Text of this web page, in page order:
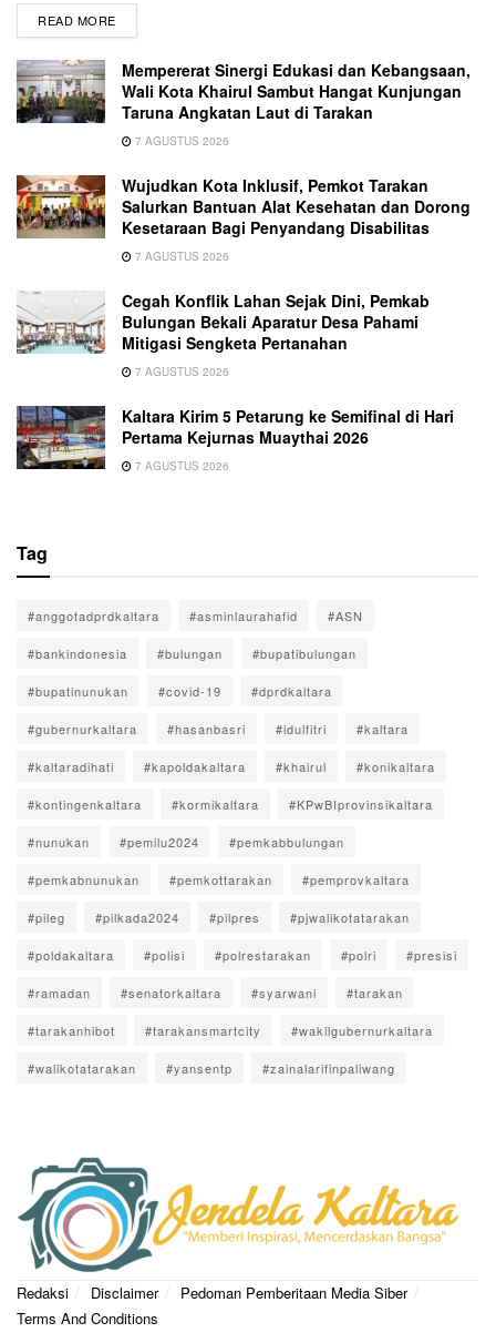
READ MORE
Mempererat Sinergi Edukasi dan Kebangsaan,
Wali Kota Khairul Sambut Hangat Kunjungan
Taruna Angkatan Laut di Tarakan
7 AGUSTUS 2026
Wujudkan Kota Inklusif, Pemkot Tarakan
Salurkan Bantuan Alat Kesehatan dan Dorong
Kesetaraan Bagi Penyandang Disabilitas
7 AGUSTUS 2026
Cegah Konflik Lahan Sejak Dini, Pemkab
Bulungan Bekali Aparatur Desa Pahami
Mitigasi Sengketa Pertanahan
7 AGUSTUS 2026
Kaltara Kirim 5 Petarung ke Semifinal di Hari
Pertama Kejurnas Muaythai 2026
7 AGUSTUS 2026
Tag
#anggotadprdkaltara #asminlaurahafid #ASN
#bankindonesia #bulungan #bupatibulungan
#bupatinunukan #covid-19 #dprdkaltara
#gubernurkaltara #hasanbasri #idulfitri #kaltara
#kaltaradihati #kapoldakaltara #khairul #konikaltara
#kontingenkaltara #kormikaltara #KPwBIprovinsikaltara
#nunukan #pemilu2024 #pemkabbulungan
#pemkabnunukan #pemkottarakan #pemprovkaltara
#pileg #pilkada2024 #pilpres #pjwalikotatarakan
#poldakaltara #polisi #polrestarakan #polri #presisi
#ramadan #senatorkaltara #syarwani #tarakan
#tarakanhibot #tarakansmartcity #wakilgubernurkaltara
#walikotatarakan #yansentp #zainalarifinpaliwang
Redaksi Disclaimer
Pedoman Pemberitaan Media Siber
Terms And Conditions